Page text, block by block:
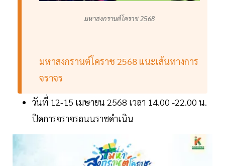
มหาสงกรานต์โคราช 2568
มหาสงกรานต์โคราช 2568 แนะเส้นทางการ
จราจร
วันที่ 12-15 เมษายน 2568 เวลา 14.00 -22.00 น.
ปิดการจราจรถนนราชดำเนิน